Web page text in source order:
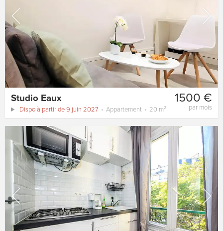
1500 €
par mois
Studio Eaux
Dispo à partir de 9 juin 2027 Appartement 20 m²